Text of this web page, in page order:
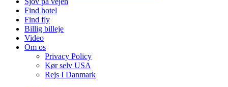
Find hotel
Find fly
Billig billeje
Video
Om os
Privacy Policy
Kør selv USA
Rejs I Danmark